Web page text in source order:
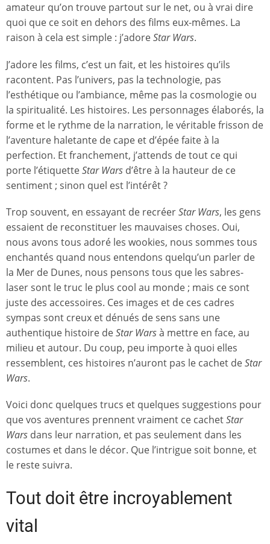
amateur qu’on trouve partout sur le net, ou à vrai dire
quoi que ce soit en dehors des films eux-mêmes. La
raison à cela est simple : j’adoreStar Wars.
J’adore les films, c’est un fait, et les histoires qu’ils
racontent. Pas l’univers, pas la technologie, pas
l’esthétique ou l’ambiance, même pas la cosmologie ou
la spiritualité. Les histoires. Les personnages élaborés, la
forme et le rythme de la narration, le véritable frisson de
l’aventure haletante de cape et d’épée faite à la
perfection. Et franchement, j’attends de tout ce qui
porte l’étiquetteStar Wars d’être à la hauteur de ce
sentiment ; sinon quel est l’intérêt ?
Trop souvent, en essayant de recréerStar Wars, les gens
essaient de reconstituer les mauvaises choses. Oui,
nous avons tous adoré les wookies, nous sommes tous
enchantés quand nous entendons quelqu’un parler de
la Mer de Dunes, nous pensons tous que les sabres-
laser sont le truc le plus cool au monde ; mais ce sont
juste des accessoires. Ces images et de ces cadres
sympas sont creux et dénués de sens sans une
authentique histoire deStar Warsà mettre en face, au
milieu et autour. Du coup, peu importe à quoi elles
ressemblent, ces histoires n’auront pas le cachet deStar
Wars.
Voici donc quelques trucs et quelques suggestions pour
que vos aventures prennent vraiment ce cachetStar
Wars dans leur narration, et pas seulement dans les
costumes et dans le décor. Que l’intrigue soit bonne, et
le reste suivra.
Tout doit être incroyablement
vital